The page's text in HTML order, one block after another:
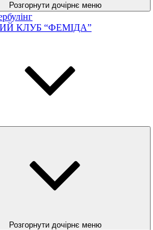
Розгорнути дочірнє меню
КЛУБ “ФЕМІДА”
Розгорнути дочірнє меню